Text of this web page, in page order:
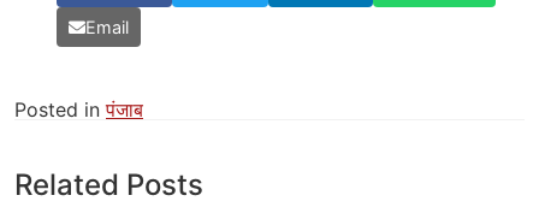
Email
Posted inपंजाब
Related Posts